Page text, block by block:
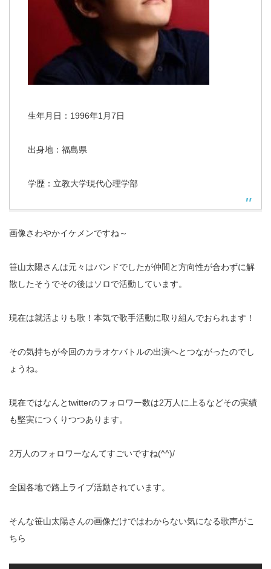
生年月日：1996年1月7日
出身地：福島県
学歴：立教大学現代心理学部
画像さわやかイケメンですね～
笹山太陽さんは元々はバンドでしたが仲間と方向性が合わずに解
散したそうでその後はソロで活動しています。
現在は就活よりも歌！本気で歌手活動に取り組んでおられます！
その気持ちが今回のカラオケバトルの出演へとつながったのでし
ょうね。
現在ではなんとtwitterのフォロワー数は2万人に上るなどその実績
も堅実につくりつつあります。
2万人のフォロワーなんてすごいですね(^^)/
全国各地で路上ライブ活動されています。
そんな笹山太陽さんの画像だけではわからない気になる歌声がこ
ちら